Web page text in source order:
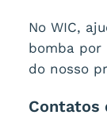
No WIC,
bomba por
do nosso
Contatos